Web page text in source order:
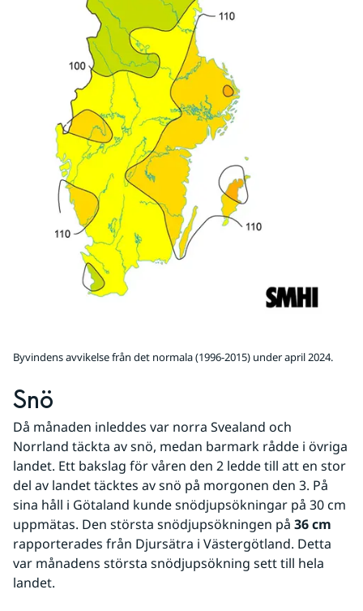
Byvindens avvikelse från det normala (1996-2015) under april 2024.
Snö
Då månaden inleddes var norra Svealand och
Norrland täckta av snö, medan barmark rådde i övriga
landet. Ett bakslag för våren den 2 ledde till att en stor
del av landet täcktes av snö på morgonen den 3. På
sina håll i Götaland kunde snödjupsökningar på 30 cm
uppmätas. Den största snödjupsökningen på 36 cm
rapporterades från Djursätra i Västergötland. Detta
var månadens största snödjupsökning sett till hela
landet.